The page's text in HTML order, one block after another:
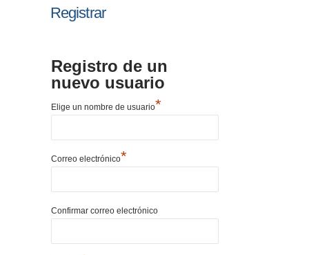
Registrar
Registro de un
nuevo usuario
Elige un nombre de usuario*
Correo electrónico*
Confirmar correo electrónico